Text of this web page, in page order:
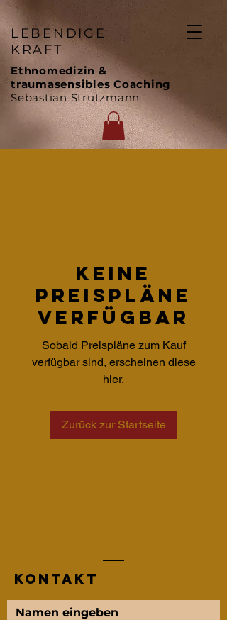
LEBENDIGE
KRAFT
Ethnomedizin &
traumasensibles Coaching
Sebastian Strutzmann
Keine
Preispläne
verfügbar
Sobald Preispläne zum Kauf
verfügbar sind, erscheinen diese
hier.
Zurück zur Startseite
KONTAKT
Namen eingeben